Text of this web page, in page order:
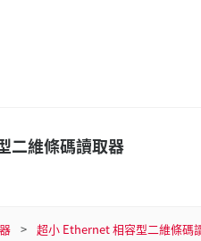
二維條碼讀取器
超小 Ethernet 相容型二維條碼